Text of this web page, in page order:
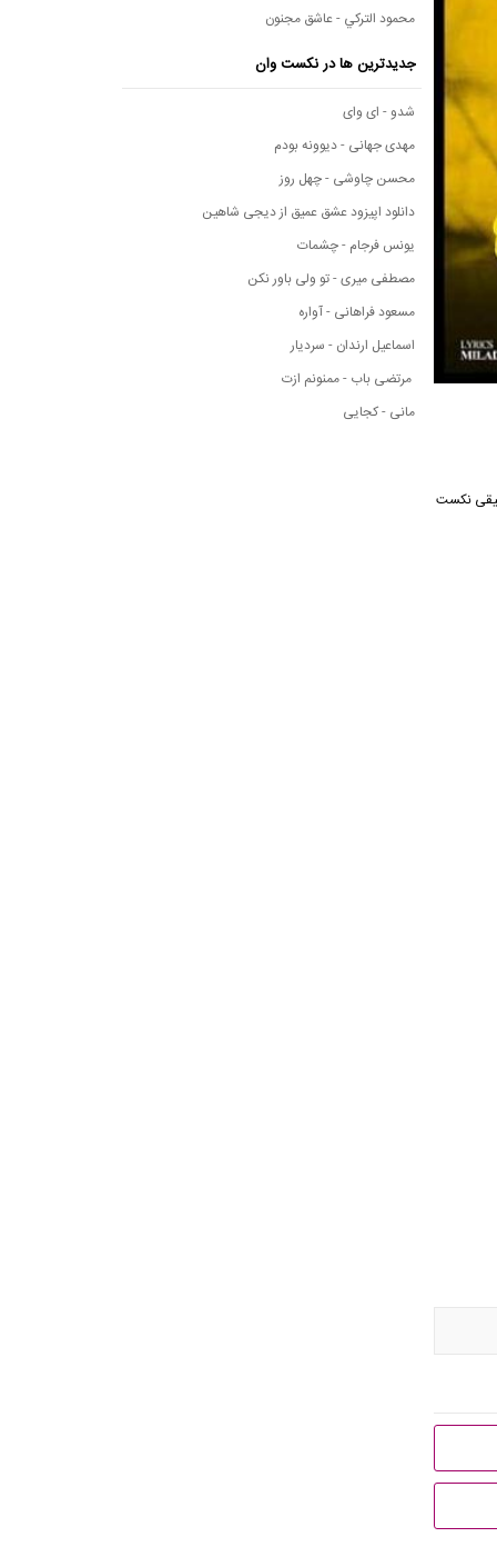
موسیقی نکست
محمود التركي - عاشق مجنون
جدیدترین ها در نکست وان
شدو - ای وای
مهدی جهانی - دیوونه بودم
محسن چاوشی - چهل روز
دانلود اپیزود عشق عمیق از دیجی شاهین
یونس فرجام - چشمات
مصطفی میری - تو ولی باور نکن
مسعود فراهانی - آواره
اسماعیل ارندان - سردیار
مرتضی باب - ممنونم ازت
مانی - کجایی